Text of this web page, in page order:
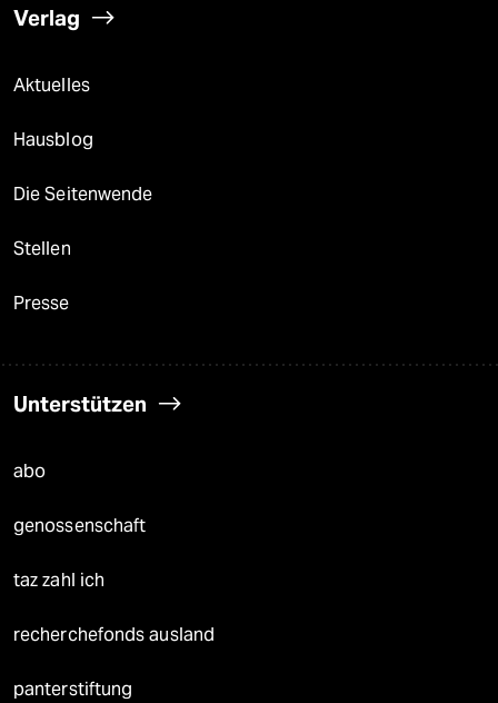
Verlag
Aktuelles
Hausblog
Die Seitenwende
Stellen
Presse
Unterstützen
abo
genossenschaft
taz zahl ich
recherchefonds ausland
panterstiftung